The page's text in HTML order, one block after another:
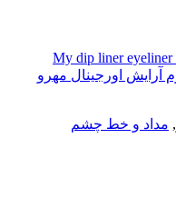
, مداد و خط چشم